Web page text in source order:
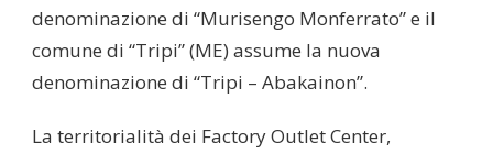
denominazione di “Murisengo Monferrato” e il
comune di “Tripi” (ME) assume la nuova
denominazione di “Tripi – Abakainon”.
La territorialità dei Factory Outlet Center,